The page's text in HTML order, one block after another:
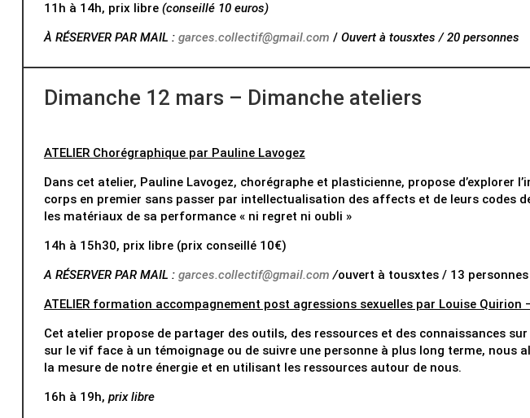
11h à 14h, prix libre (conseillé 10 euros)
À RÉSERVER PAR MAIL : garces.collectif@gmail.com / Ouvert à tousxtes / 20 personnes
Dimanche 12 mars – Dimanche ateliers
ATELIER Chorégraphique par Pauline Lavogez
Dans cet atelier, Pauline Lavogez, chorégraphe et plasticienne, propose
corps en premier sans passer par intellectualisation des affects et de leurs codes
les matériaux de sa performance « ni regret ni oubli »
14h à 15h30, prix libre (prix conseillé 10€)
A RÉSERVER PAR MAIL : garces.collectif@gmail.com /ouvert à tousxtes / 13 personnes
ATELIER formation accompagnement post agressions sexuelles par Louise Quirion
Cet atelier propose de partager des outils, des ressources et des connaissances
sur le vif face à un témoignage ou de suivre une personne à plus long terme,
la mesure de notre énergie et en utilisant les ressources autour de nous.
16h à 19h, prix libre